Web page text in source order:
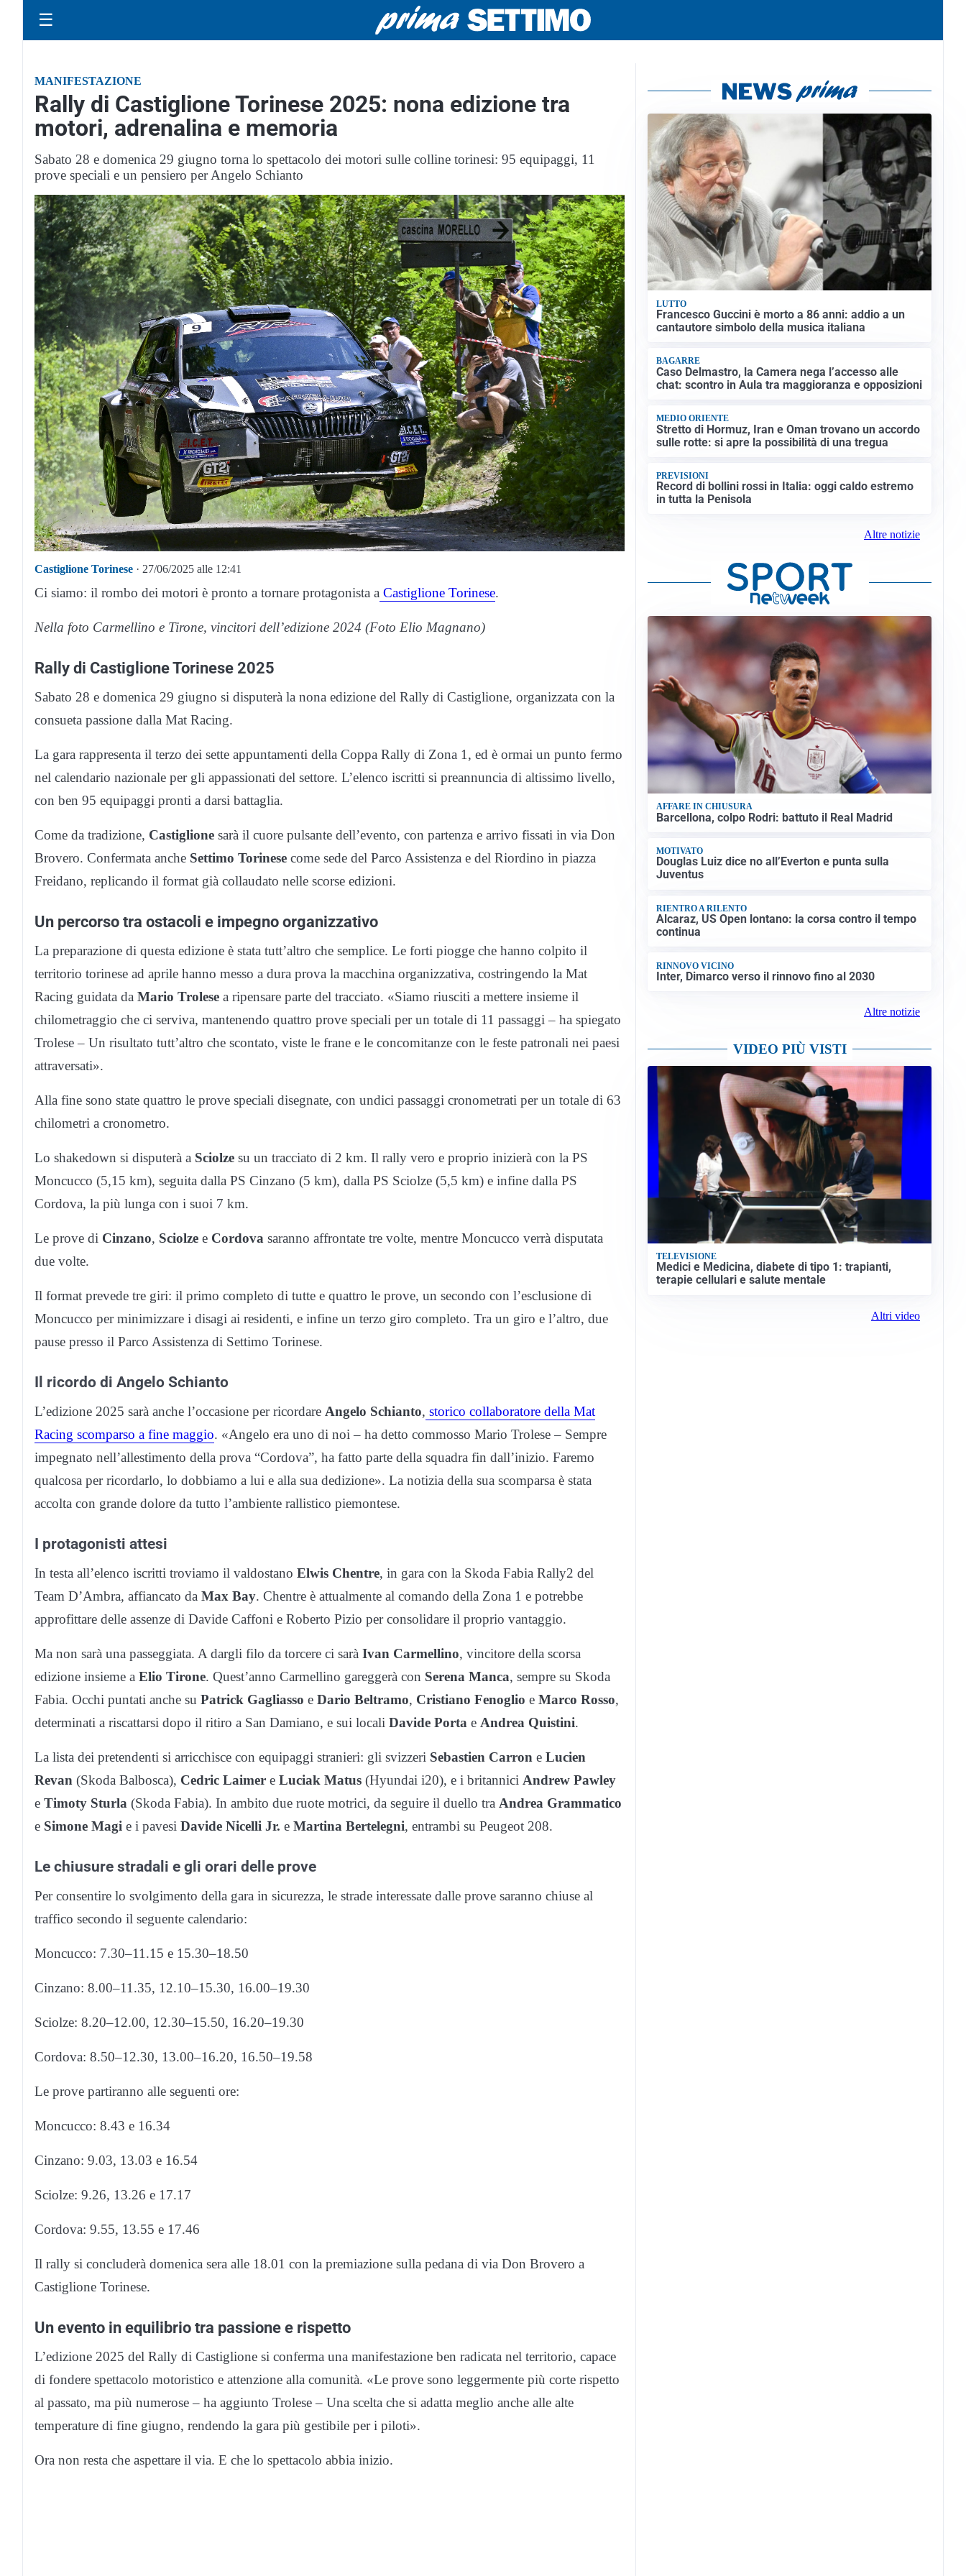
☰
MANIFESTAZIONE
Rally di Castiglione Torinese 2025: nona edizione tra
motori, adrenalina e memoria
Sabato 28 e domenica 29 giugno torna lo spettacolo dei motori sulle colline torinesi: 95 equipaggi, 11
prove speciali e un pensiero per Angelo Schianto
Castiglione Torinese · 27/06/2025 alle 12:41
Ci siamo: il rombo dei motori è pronto a tornare protagonista a Castiglione Torinese.
Nella foto Carmellino e Tirone, vincitori dell’edizione 2024 (Foto Elio Magnano)
Rally di Castiglione Torinese 2025
Sabato 28 e domenica 29 giugno si disputerà la nona edizione del Rally di Castiglione, organizzata con la
consueta passione dalla Mat Racing.
La gara rappresenta il terzo dei sette appuntamenti della Coppa Rally di Zona 1, ed è ormai un punto fermo
nel calendario nazionale per gli appassionati del settore. L’elenco iscritti si preannuncia di altissimo livello,
con ben 95 equipaggi pronti a darsi battaglia.
Come da tradizione, Castiglione sarà il cuore pulsante dell’evento, con partenza e arrivo fissati in via Don
Brovero. Confermata anche Settimo Torinese come sede del Parco Assistenza e del Riordino in piazza
Freidano, replicando il format già collaudato nelle scorse edizioni.
Un percorso tra ostacoli e impegno organizzativo
La preparazione di questa edizione è stata tutt’altro che semplice. Le forti piogge che hanno colpito il
territorio torinese ad aprile hanno messo a dura prova la macchina organizzativa, costringendo la Mat
Racing guidata da Mario Trolese a ripensare parte del tracciato. «Siamo riusciti a mettere insieme il
chilometraggio che ci serviva, mantenendo quattro prove speciali per un totale di 11 passaggi – ha spiegato
Trolese – Un risultato tutt’altro che scontato, viste le frane e le concomitanze con le feste patronali nei paesi
attraversati».
Alla fine sono state quattro le prove speciali disegnate, con undici passaggi cronometrati per un totale di 63
chilometri a cronometro.
Lo shakedown si disputerà a Sciolze su un tracciato di 2 km. Il rally vero e proprio inizierà con la PS
Moncucco (5,15 km), seguita dalla PS Cinzano (5 km), dalla PS Sciolze (5,5 km) e infine dalla PS
Cordova, la più lunga con i suoi 7 km.
Le prove di Cinzano, Sciolze e Cordova saranno affrontate tre volte, mentre Moncucco verrà disputata
due volte.
Il format prevede tre giri: il primo completo di tutte e quattro le prove, un secondo con l’esclusione di
Moncucco per minimizzare i disagi ai residenti, e infine un terzo giro completo. Tra un giro e l’altro, due
pause presso il Parco Assistenza di Settimo Torinese.
Il ricordo di Angelo Schianto
L’edizione 2025 sarà anche l’occasione per ricordare Angelo Schianto, storico collaboratore della Mat
Racing scomparso a fine maggio. «Angelo era uno di noi – ha detto commosso Mario Trolese – Sempre
impegnato nell’allestimento della prova “Cordova”, ha fatto parte della squadra fin dall’inizio. Faremo
qualcosa per ricordarlo, lo dobbiamo a lui e alla sua dedizione». La notizia della sua scomparsa è stata
accolta con grande dolore da tutto l’ambiente rallistico piemontese.
I protagonisti attesi
In testa all’elenco iscritti troviamo il valdostano Elwis Chentre, in gara con la Skoda Fabia Rally2 del
Team D’Ambra, affiancato da Max Bay. Chentre è attualmente al comando della Zona 1 e potrebbe
approfittare delle assenze di Davide Caffoni e Roberto Pizio per consolidare il proprio vantaggio.
Ma non sarà una passeggiata. A dargli filo da torcere ci sarà Ivan Carmellino, vincitore della scorsa
edizione insieme a Elio Tirone. Quest’anno Carmellino gareggerà con Serena Manca, sempre su Skoda
Fabia. Occhi puntati anche su Patrick Gagliasso e Dario Beltramo, Cristiano Fenoglio e Marco Rosso,
determinati a riscattarsi dopo il ritiro a San Damiano, e sui locali Davide Porta e Andrea Quistini.
La lista dei pretendenti si arricchisce con equipaggi stranieri: gli svizzeri Sebastien Carron e Lucien
Revan (Skoda Balbosca), Cedric Laimer e Luciak Matus (Hyundai i20), e i britannici Andrew Pawley
e Timoty Sturla (Skoda Fabia). In ambito due ruote motrici, da seguire il duello tra Andrea Grammatico
e Simone Magi e i pavesi Davide Nicelli Jr. e Martina Bertelegni, entrambi su Peugeot 208.
Le chiusure stradali e gli orari delle prove
Per consentire lo svolgimento della gara in sicurezza, le strade interessate dalle prove saranno chiuse al
traffico secondo il seguente calendario:
Moncucco: 7.30–11.15 e 15.30–18.50
Cinzano: 8.00–11.35, 12.10–15.30, 16.00–19.30
Sciolze: 8.20–12.00, 12.30–15.50, 16.20–19.30
Cordova: 8.50–12.30, 13.00–16.20, 16.50–19.58
Le prove partiranno alle seguenti ore:
Moncucco: 8.43 e 16.34
Cinzano: 9.03, 13.03 e 16.54
Sciolze: 9.26, 13.26 e 17.17
Cordova: 9.55, 13.55 e 17.46
Il rally si concluderà domenica sera alle 18.01 con la premiazione sulla pedana di via Don Brovero a
Castiglione Torinese.
Un evento in equilibrio tra passione e rispetto
L’edizione 2025 del Rally di Castiglione si conferma una manifestazione ben radicata nel territorio, capace
di fondere spettacolo motoristico e attenzione alla comunità. «Le prove sono leggermente più corte rispetto
al passato, ma più numerose – ha aggiunto Trolese – Una scelta che si adatta meglio anche alle alte
temperature di fine giugno, rendendo la gara più gestibile per i piloti».
Ora non resta che aspettare il via. E che lo spettacolo abbia inizio.
LUTTO
Francesco Guccini è morto a 86 anni: addio a un
cantautore simbolo della musica italiana
BAGARRE
Caso Delmastro, la Camera nega l’accesso alle
chat: scontro in Aula tra maggioranza e opposizioni
MEDIO ORIENTE
Stretto di Hormuz, Iran e Oman trovano un accordo
sulle rotte: si apre la possibilità di una tregua
PREVISIONI
Record di bollini rossi in Italia: oggi caldo estremo
in tutta la Penisola
Altre notizie
AFFARE IN CHIUSURA
Barcellona, colpo Rodri: battuto il Real Madrid
MOTIVATO
Douglas Luiz dice no all’Everton e punta sulla
Juventus
RIENTRO A RILENTO
Alcaraz, US Open lontano: la corsa contro il tempo
continua
RINNOVO VICINO
Inter, Dimarco verso il rinnovo fino al 2030
Altre notizie
VIDEO PIÙ VISTI
TELEVISIONE
Medici e Medicina, diabete di tipo 1: trapianti,
terapie cellulari e salute mentale
Altri video